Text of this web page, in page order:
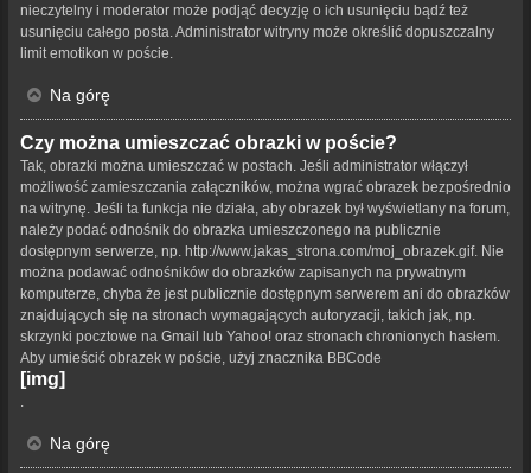
nieczytelny i moderator może podjąć decyzję o ich usunięciu bądź też
usunięciu całego posta. Administrator witryny może określić dopuszczalny
limit emotikon w poście.
Na górę
Czy można umieszczać obrazki w poście?
Tak, obrazki można umieszczać w postach. Jeśli administrator włączył
możliwość zamieszczania załączników, można wgrać obrazek bezpośrednio
na witrynę. Jeśli ta funkcja nie działa, aby obrazek był wyświetlany na forum,
należy podać odnośnik do obrazka umieszczonego na publicznie
dostępnym serwerze, np. http://www.jakas_strona.com/moj_obrazek.gif. Nie
można podawać odnośników do obrazków zapisanych na prywatnym
komputerze, chyba że jest publicznie dostępnym serwerem ani do obrazków
znajdujących się na stronach wymagających autoryzacji, takich jak, np.
skrzynki pocztowe na Gmail lub Yahoo! oraz stronach chronionych hasłem.
Aby umieścić obrazek w poście, użyj znacznika BBCode
[img]
Na górę